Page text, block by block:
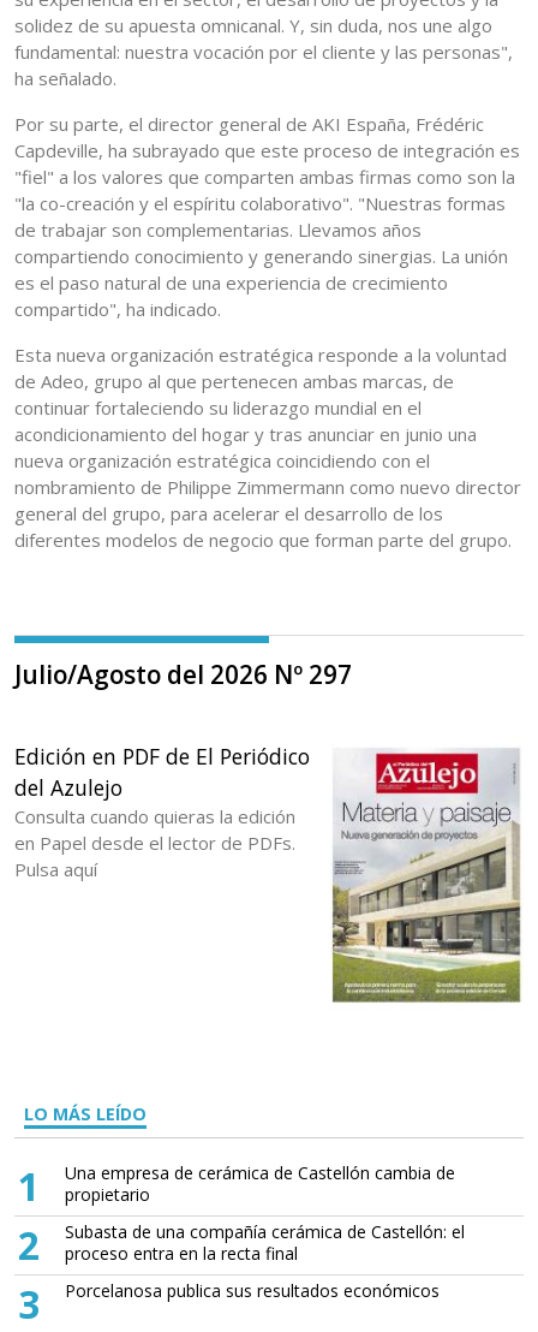
solidez de su apuesta omnicanal. Y, sin duda, nos une algo
fundamental: nuestra vocación por el cliente y las personas",
ha señalado.
Por su parte, el director general de AKI España, Frédéric
Capdeville, ha subrayado que este proceso de integración es
"fiel" a los valores que comparten ambas firmas como son la
"la co-creación y el espíritu colaborativo". "Nuestras formas
de trabajar son complementarias. Llevamos años
compartiendo conocimiento y generando sinergias. La unión
es el paso natural de una experiencia de crecimiento
compartido", ha indicado.
Esta nueva organización estratégica responde a la voluntad
de Adeo, grupo al que pertenecen ambas marcas, de
continuar fortaleciendo su liderazgo mundial en el
acondicionamiento del hogar y tras anunciar en junio una
nueva organización estratégica coincidiendo con el
nombramiento de Philippe Zimmermann como nuevo director
general del grupo, para acelerar el desarrollo de los
diferentes modelos de negocio que forman parte del grupo.
Julio/Agosto del 2026 Nº 297
Edición en PDF de El Periódico
del Azulejo
Consulta cuando quieras la edición
en Papel desde el lector de PDFs.
Pulsa aquí
LO MÁS LEÍDO
1
Una empresa de cerámica de Castellón cambia de
propietario
2
Subasta de una compañía cerámica de Castellón: el
proceso entra en la recta final
3 Porcelanosa publica sus resultados económicos